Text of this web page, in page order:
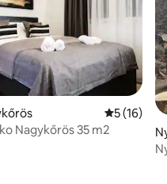
ya 5, tathmini 20
Ukadiriaji
5 (16)
Nagykőrös 35 m2